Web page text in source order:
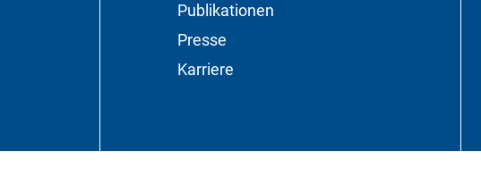
Publikationen
Presse
Karriere